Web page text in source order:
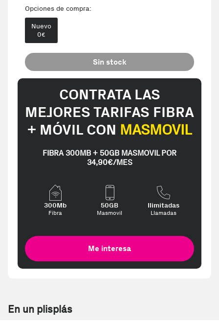
Opciones de compra:
Nuevo
0€
Sin stock
CONTRATA LAS
MEJORES TARIFAS FIBRA
+ MÓVIL CON MASMOVIL
FIBRA 300MB + 50GB MASMOVIL POR
34,90€/MES
300Mb
Fibra
50GB
Masmovil
Ilimitadas
Llamadas
Me interesa
En un plisplás